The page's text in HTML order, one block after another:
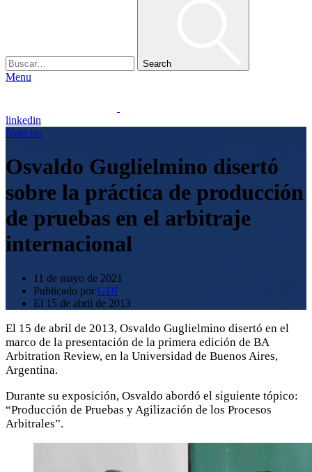
Search
Menu
linkedin
Noticias
Osvaldo Guglielmino disertó
sobre la práctica de producción
de pruebas en el arbitraje
internacional
11 de mayo de 2021
Publicado por GDI
El 15 de abril de 2013
El 15 de abril de 2013, Osvaldo Guglielmino disertó en el
marco de la presentación de la primera edición de BA
Arbitration Review, en la Universidad de Buenos Aires,
Argentina.
Durante su exposición, Osvaldo abordó el siguiente tópico:
“Producción de Pruebas y Agilización de los Procesos
Arbitrales”.